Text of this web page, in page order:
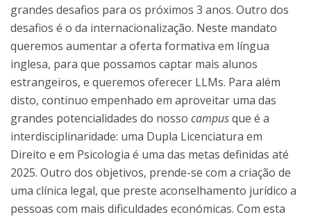
grandes desafios para os próximos 3 anos. Outro dos
desafios é o da internacionalização. Neste mandato
queremos aumentar a oferta formativa em língua
inglesa, para que possamos captar mais alunos
estrangeiros, e queremos oferecer LLMs. Para além
disto, continuo empenhado em aproveitar uma das
grandes potencialidades do nosso campusque é a
interdisciplinaridade: uma Dupla Licenciatura em
Direito e em Psicologia é uma das metas definidas até
2025. Outro dos objetivos, prende-se com a criação de
uma clínica legal, que preste aconselhamento jurídico a
pessoas com mais dificuldades económicas. Com esta